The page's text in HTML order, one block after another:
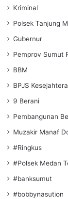
Kriminal
Polsek Tanjung
Gubernur
Pemprov Sumut
BBM
BPJS
9 Berani
Pembangunan
Muzakir Manaf
#Ringkus
#Polsek Medan
#banksumut
#bobbynasution